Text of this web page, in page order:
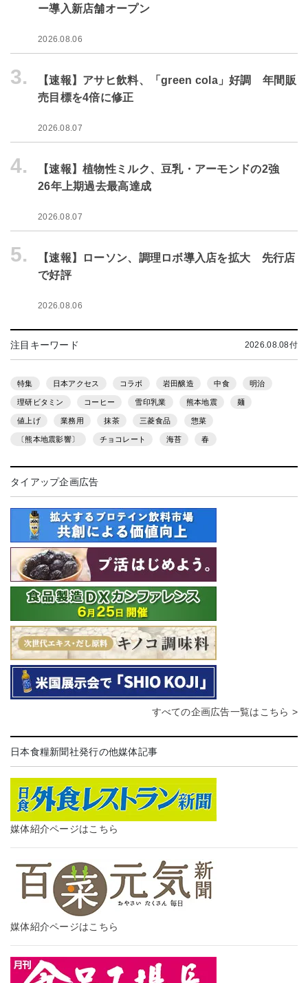
ー導入新店舗オープン
2026.08.06
3.
【速報】アサヒ飲料、「green cola」好調 年間販
売目標を4倍に修正
2026.08.07
4.
【速報】植物性ミルク、豆乳・アーモンドの2強
26年上期過去最高達成
2026.08.07
5.
【速報】ローソン、調理ロボ導入店を拡大 先行店
で好評
2026.08.06
注目キーワード 2026.08.08付
特集 日本アクセス コラボ 岩田醸造 中食 明治
理研ビタミン コーヒー 雪印乳業 熊本地震 麺
値上げ 業務用 抹茶 三菱食品 惣菜
〔熊本地震影響〕 チョコレート 海苔 春
タイアップ企画広告
すべての企画広告一覧はこちら >
日本食糧新聞社発行の他媒体記事
媒体紹介ページはこちら
媒体紹介ページはこちら